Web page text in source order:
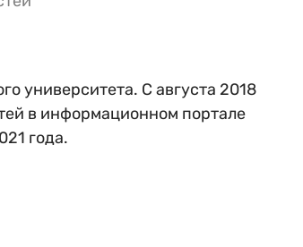
университета. С августа 2018
в информационном портале
года.